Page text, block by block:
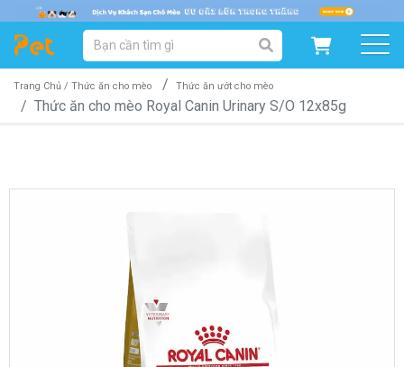
DANH MỤC SẢN PHẨM
SẢN PHẨM DÀNH CHO MÈO SẢN PHẨM DÀNH CHO CHÓ
Trang Chủ / Thức ăn cho mèo Thức ăn ướt cho mèo
Thức ăn cho mèo Royal Canin Urinary S/O 12x85g